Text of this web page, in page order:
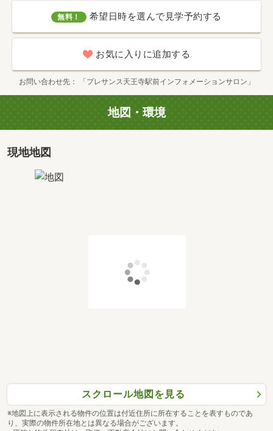
無料！ 希望日時を選んで見学予約する
お気に入りに追加する
お問い合わせ先 「プレサンス天王寺駅前インフォメーションサロン」
地図・環境
現地地図
スクロール地図を見る
※地図上に表示される物件の位置は付近住所に所在することを表すものであ
り、実際の物件所在地とは異なる場合がございます。